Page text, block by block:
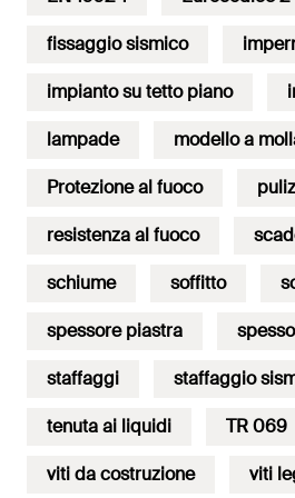
fissaggio sismico
impianto su tetto piano
lampade modello a
Protezione al fuoco
resistenza al fuoco
schiume soffitto
spessore piastra
staffaggi staffaggio
tenuta ai liquidi TR 069
viti da costruzione viti